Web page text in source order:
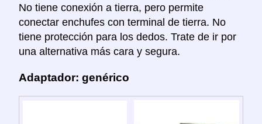
No tiene conexión a tierra, pero permite
conectar enchufes con terminal de tierra. No
tiene protección para los dedos. Trate de ir por
una alternativa más cara y segura.
Adaptador: genérico